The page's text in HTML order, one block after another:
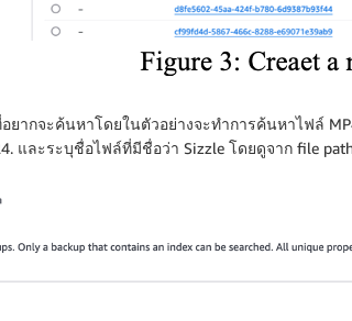
ากจะค้นหาโดยในตัวอย่างจะทำการค้นหาไฟล์
และระบุชื่อไฟล์ที่มีชื่อว่า Sizzle โดยดูจาก file